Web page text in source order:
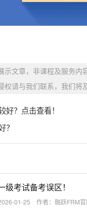
示文章，非课程及服务
请与我们联系，我们将
？点击查看！
？
级考试备考误区！
01-25 作者：融跃FRM官